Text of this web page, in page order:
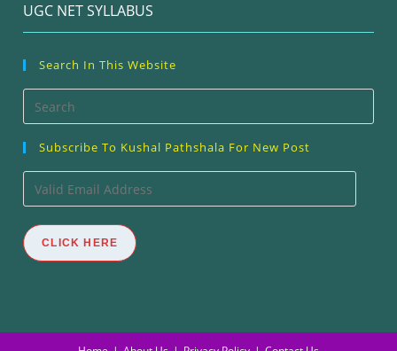
UGC NET SYLLABUS
Search In This Website
Subscribe To Kushal Pathshala For New Post
Valid
Email
Address
CLICK HERE